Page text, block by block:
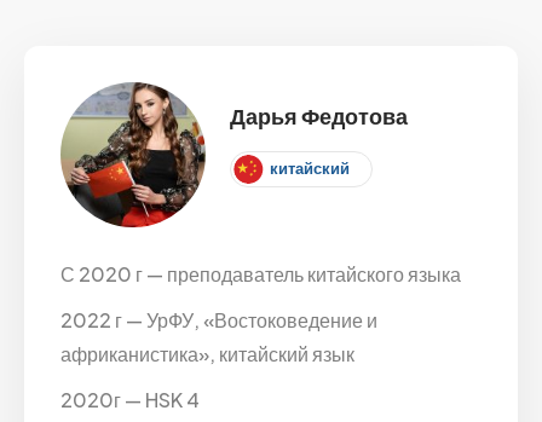
Дарья Федотова
китайский
С 2020 г — преподаватель китайского языка
2022 г — УрФУ, «Востоковедение и
африканистика», китайский язык
2020г — HSK 4